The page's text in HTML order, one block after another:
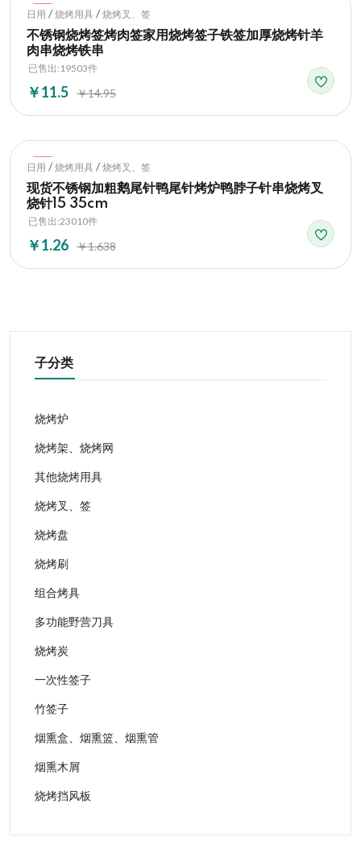
Hot
日用 / 烧烤用具 / 烧烤叉、签
不锈钢烧烤签烤肉签家用烧烤签子铁签加厚烧烤针羊
肉串烧烤铁串
已售出:19503件
￥11.5 ￥14.95
Hot
日用 / 烧烤用具 / 烧烤叉、签
现货不锈钢加粗鹅尾针鸭尾针烤炉鸭脖子针串烧烤叉
烧针15 35cm
已售出:23010件
￥1.26 ￥1.638
子分类
烧烤炉
烧烤架、烧烤网
其他烧烤用具
烧烤叉、签
烧烤盘
烧烤刷
组合烤具
多功能野营刀具
烧烤炭
一次性签子
竹签子
烟熏盒、烟熏篮、烟熏管
烟熏木屑
烧烤挡风板